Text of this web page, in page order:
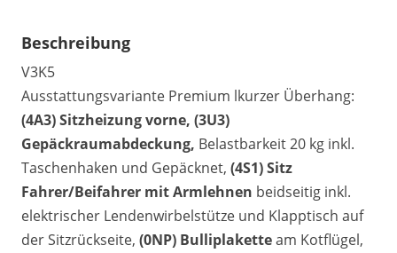
Beschreibung
V3K5
Ausstattungsvariante Premium lkurzer Überhang:
(4A3) Sitzheizung vorne, (3U3)
Gepäckraumabdeckung, Belastbarkeit 20 kg inkl.
Taschenhaken und Gepäcknet, (4S1) Sitz
Fahrer/Beifahrer mit Armlehnen beidseitig inkl.
elektrischer Lendenwirbelstütze und Klapptisch auf
der Sitzrückseite, (0NP) Bulliplaketteam Kotflügel,